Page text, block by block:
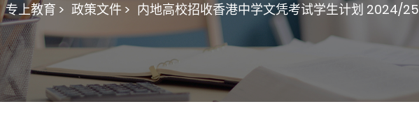
专上教育 > 政策文件 > 内地高校招收香港中学文凭考试学生计划 2024/25